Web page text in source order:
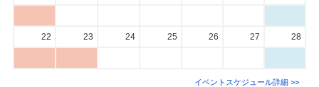
22 23 24 25 26 27 28
イベントスケジュール詳細 >>